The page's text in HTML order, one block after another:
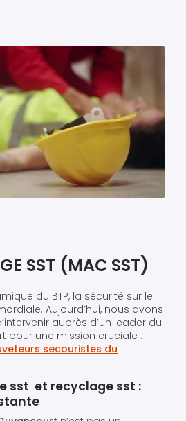
SST (MAC SST)
du BTP, la sécurité sur le
Aujourd’hui, nous avons
auprès d’un leader du
pour une mission cruciale :
secouristes du
sst et recyclage sst :